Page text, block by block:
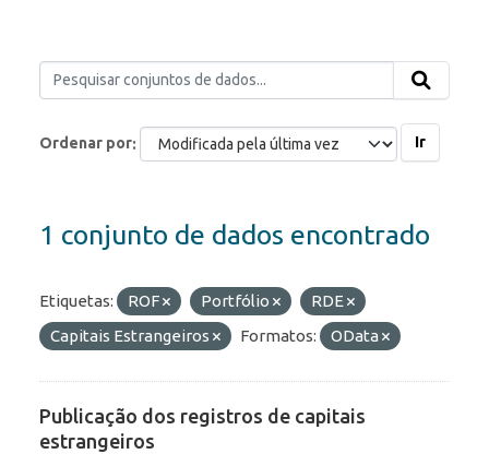
Ordenar por Ir
1 conjunto de dados encontrado
Etiquetas: ROF Portfólio
RDE
Capitais Estrangeiros
Formatos: OData
Publicação dos registros de capitais
estrangeiros